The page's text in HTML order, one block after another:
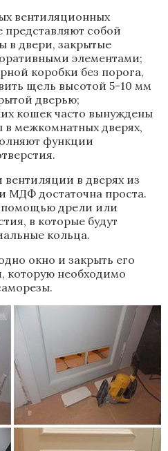
вентиляционных
представляют собой
в двери, закрытые
элементами;
коробки без порога,
щель высотой 5-10 мм
дверью;
кошек часто вынуждены
в межкомнатных дверях,
функции
в дверях из
МДФ достаточна проста.
помощью дрели или
в которые будут
кольца.
окно и закрыть его
которую необходимо